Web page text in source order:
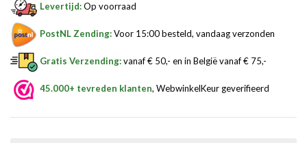
Levertijd:Op voorraad
PostNL Zending:Voor 15:00 besteld, vandaag verzonden
Gratis Verzending:vanaf € 50,- en in België vanaf € 75,-
45.000+ tevreden klanten, WebwinkelKeur geverifieerd